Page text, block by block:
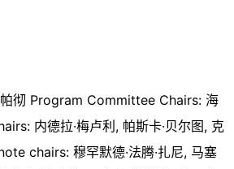
帕彻 Program Committee Chairs: 海
内德拉·梅卢利, 帕斯卡·贝尔图, 克
chairs: 穆罕默德·法腾·扎尼, 马塞